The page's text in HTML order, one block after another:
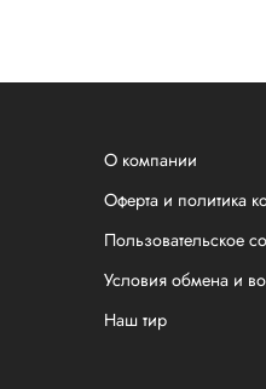
О компании
Оферта и политика
Пользовательское
Условия обмена и
Наш тир